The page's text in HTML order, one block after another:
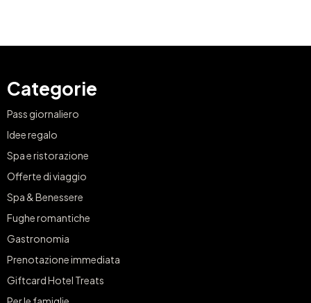
Categorie
Pass giornaliero
Idee regalo
Spa e ristorazione
Offerte di viaggio
Spa & Benessere
Fughe romantiche
Gastronomia
Prenotazione immediata
Giftcard Hotel Treats